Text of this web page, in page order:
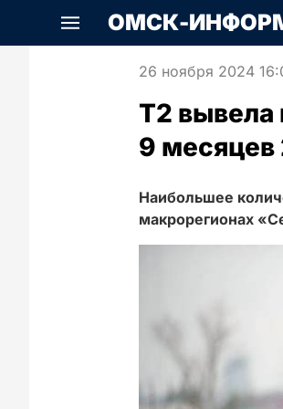
ОМСК-
26 ноября 2024
Т2 вывела
9 месяцев
Наибольшее
макрорегионах